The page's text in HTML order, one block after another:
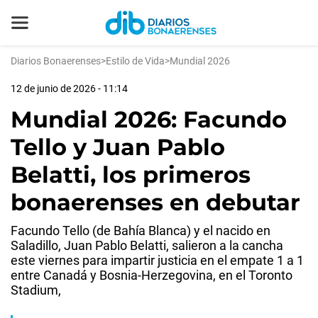
Diarios Bonaerenses>Estilo de Vida>Mundial 2026
12 de junio de 2026 - 11:14
Mundial 2026: Facundo
Tello y Juan Pablo
Belatti, los primeros
bonaerenses en debutar
Facundo Tello (de Bahía Blanca) y el nacido en
Saladillo, Juan Pablo Belatti, salieron a la cancha
este viernes para impartir justicia en el empate 1 a 1
entre Canadá y Bosnia-Herzegovina, en el Toronto
Stadium,